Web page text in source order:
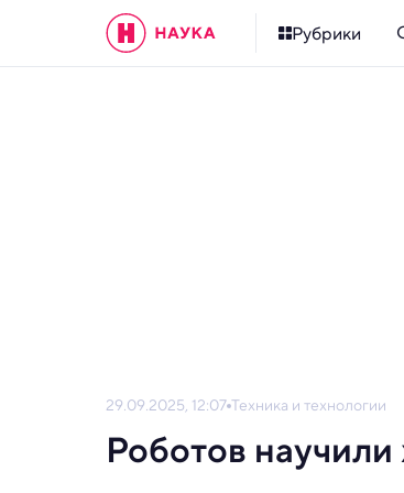
Рубрики
29.09.2025, 12:07 Техника и технологии
Роботов